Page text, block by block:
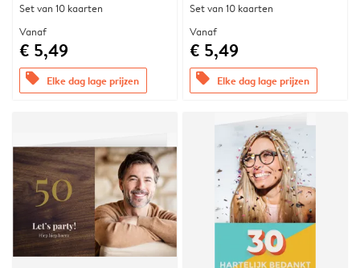
Set van 10 kaarten
Vanaf
€ 5,49
offers Elke dag lage prijzen
Set van 10 kaarten
Vanaf
€ 5,49
offers Elke dag lage prijzen